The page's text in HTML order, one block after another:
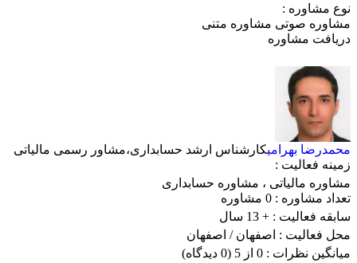
نوع مشاوره :
مشاوره صوتی مشاوره متنی
دریافت مشاوره
محمدرضا بهرامیکارشناس ارشد حسابداری،مشاور رسمی مالیاتی
زمینه فعالیت :
مشاوره مالیاتی ، مشاوره حسابداری
تعداد مشاوره : 0 مشاوره
سابقه فعالیت : + 13 سال
محل فعالیت : اصفهان/ اصفهان
میانگین نظرات : 0 از 5
(0 دیدگاه)